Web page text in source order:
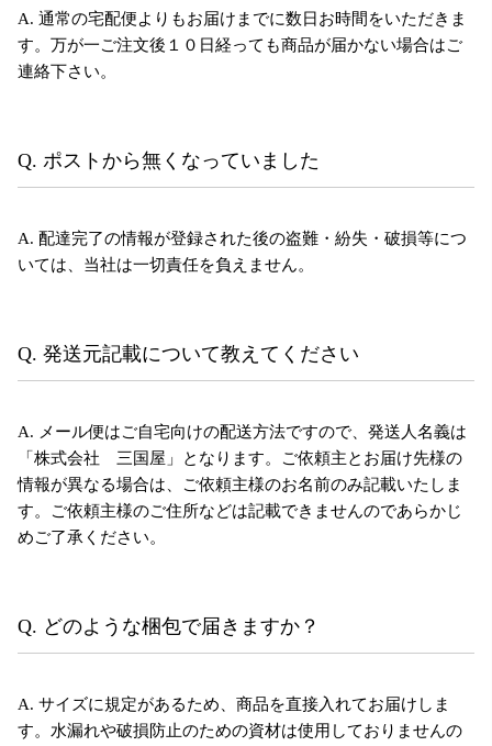
A. 通常の宅配便よりもお届けまでに数日お時間をいただきま
す。万が一ご注文後１０日経っても商品が届かない場合はご
連絡下さい。
Q. ポストから無くなっていました
A. 配達完了の情報が登録された後の盗難・紛失・破損等につ
いては、当社は一切責任を負えません。
Q. 発送元記載について教えてください
A. メール便はご自宅向けの配送方法ですので、発送人名義は
「株式会社 三国屋」となります。ご依頼主とお届け先様の
情報が異なる場合は、ご依頼主様のお名前のみ記載いたしま
す。ご依頼主様のご住所などは記載できませんのであらかじ
めご了承ください。
Q. どのような梱包で届きますか？
A. サイズに規定があるため、商品を直接入れてお届けしま
す。水漏れや破損防止のための資材は使用しておりませんの